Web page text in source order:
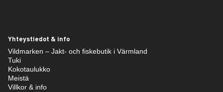
Yhteystiedot & info
Vildmarken – Jakt- och fiskebutik i Värmland
Tuki
Kokotaulukko
Meistä
Villkor & info